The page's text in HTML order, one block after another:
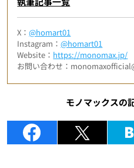
X：@homart01
Instagram：@homart01
Website： https://monomax.jp/
お問い合わせ：
モノマックスの